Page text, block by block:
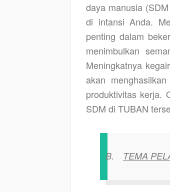
daya manusia
di intansi Anda.
penting dalam
menimbulkan
Meningkatnya
akan
produktivitas kerja.
SDM di TUBAN
B. TEMA